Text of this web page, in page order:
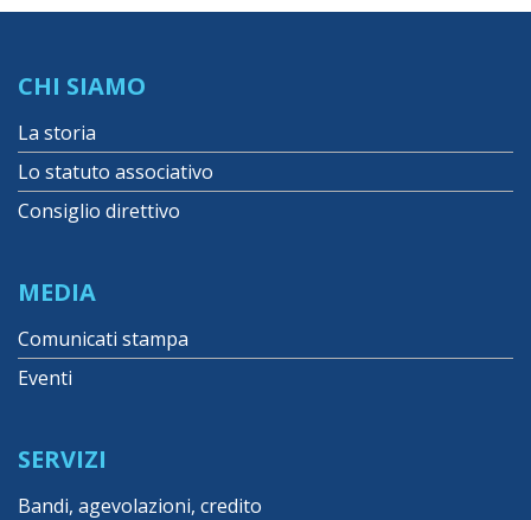
CHI SIAMO
La storia
Lo statuto associativo
Consiglio direttivo
MEDIA
Comunicati stampa
Eventi
SERVIZI
Bandi, agevolazioni, credito